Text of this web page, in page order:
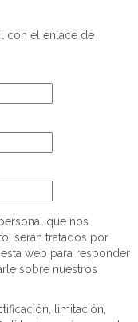
con el enlace de
que nos
serán tratados por
web para responder
sobre nuestros
limitación,